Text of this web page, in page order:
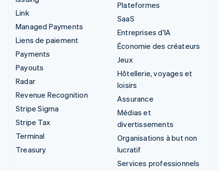
Link
Managed Payments
Liens de paiement
Payments
Payouts
Radar
Revenue Recognition
Stripe Sigma
Stripe Tax
Terminal
Treasury
Plateformes
SaaS
Entreprises d'IA
Économie des créateurs
Jeux
Hôtellerie, voyages et
loisirs
Assurance
Médias et
divertissements
Organisations à but non
lucratif
Services professionnels